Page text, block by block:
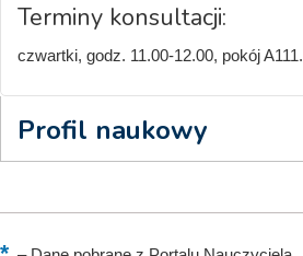
Terminy konsultacji:
czwartki, godz. 11.00-12.00, pokój A111.
Profil naukowy